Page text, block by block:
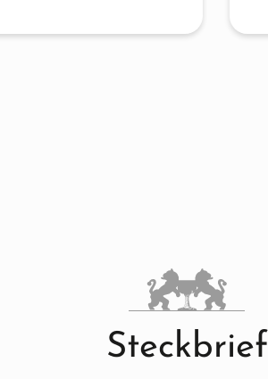
Steckbrief